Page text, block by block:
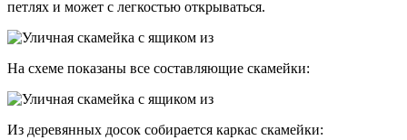
петлях и может с легкостью открываться.
На схеме показаны все составляющие скамейки:
Из деревянных досок собирается каркас скамейки: